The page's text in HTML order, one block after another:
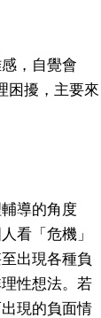
，自覺會
困擾，主要來
導的角度
看「危機」
出現各種負
性想法。若
現的負面情